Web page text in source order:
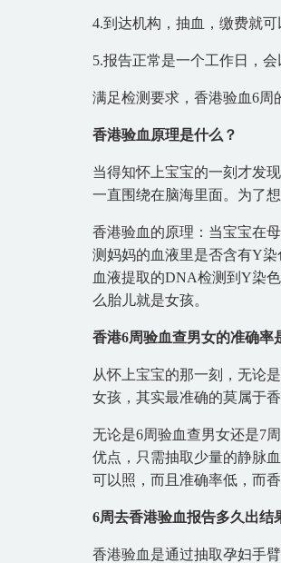
4.到达机构，抽血，缴费就可
5.报告正常是一个工作日，会
满足检测要求，香港验血6周
香港验血原理是什么？
当得知怀上宝宝的一刻才发
一直围绕在脑海里面。为了
香港验血的原理：当宝宝在
测妈妈的血液里是否含有Y
血液提取的DNA检测到Y染
么胎儿就是女孩。
香港6周验血查男女的准确率
从怀上宝宝的那一刻，无论
女孩，其实最准确的莫属于
无论是6周验血查男女还是7
优点，只需抽取少量的静脉
可以照，而且准确率低，而
6周去香港验血报告多久出结
香港验血是通过抽取孕妇手